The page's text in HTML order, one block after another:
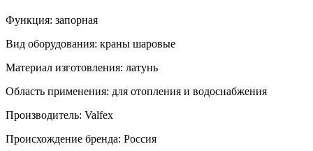
Функция: запорная
Вид оборудования: краны шаровые
Материал изготовления: латунь
Область применения: для отопления и водоснабжения
Производитель: Valfex
Происхождение бренда: Россия